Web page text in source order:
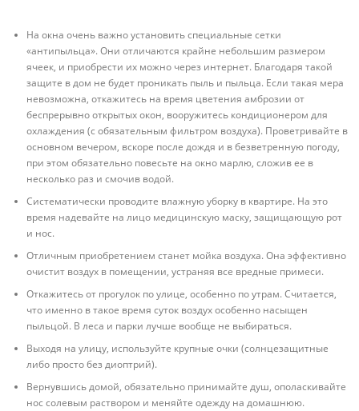
На окна очень важно установить специальные сетки
«антипыльца». Они отличаются крайне небольшим размером
ячеек, и приобрести их можно через интернет. Благодаря такой
защите в дом не будет проникать пыль и пыльца. Если такая мера
невозможна, откажитесь на время цветения амброзии от
беспрерывно открытых окон, вооружитесь кондиционером для
охлаждения (с обязательным фильтром воздуха). Проветривайте в
основном вечером, вскоре после дождя и в безветренную погоду,
при этом обязательно повесьте на окно марлю, сложив ее в
несколько раз и смочив водой.
Систематически проводите влажную уборку в квартире. На это
время надевайте на лицо медицинскую маску, защищающую рот
и нос.
Отличным приобретением станет мойка воздуха. Она эффективно
очистит воздух в помещении, устраняя все вредные примеси.
Откажитесь от прогулок по улице, особенно по утрам. Считается,
что именно в такое время суток воздух особенно насыщен
пыльцой. В леса и парки лучше вообще не выбираться.
Выходя на улицу, используйте крупные очки (солнцезащитные
либо просто без диоптрий).
Вернувшись домой, обязательно принимайте душ, ополаскивайте
нос солевым раствором и меняйте одежду на домашнюю.